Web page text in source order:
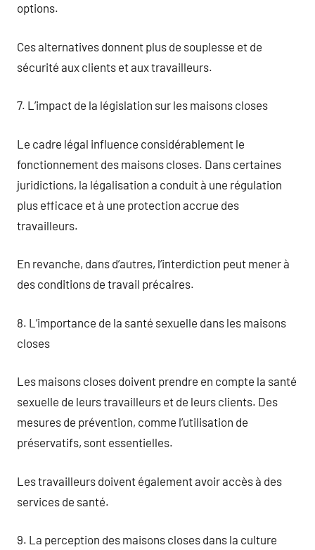
options.
Ces alternatives donnent plus de souplesse et de
sécurité aux clients et aux travailleurs.
7. L’impact de la législation sur les maisons closes
Le cadre légal influence considérablement le
fonctionnement des maisons closes. Dans certaines
juridictions, la légalisation a conduit à une régulation
plus efficace et à une protection accrue des
travailleurs.
En revanche, dans d’autres, l’interdiction peut mener à
des conditions de travail précaires.
8. L’importance de la santé sexuelle dans les maisons
closes
Les maisons closes doivent prendre en compte la santé
sexuelle de leurs travailleurs et de leurs clients. Des
mesures de prévention, comme l’utilisation de
préservatifs, sont essentielles.
Les travailleurs doivent également avoir accès à des
services de santé.
9. La perception des maisons closes dans la culture